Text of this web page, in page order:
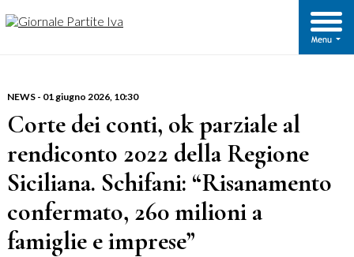
NEWS- 01 giugno 2026, 10:30
Corte dei conti, ok parziale al
rendiconto 2022 della Regione
Siciliana. Schifani: “Risanamento
confermato, 260 milioni a
famiglie e imprese”